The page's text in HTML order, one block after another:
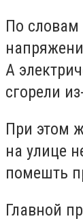
По словам
А
сгорели
При этом
на улице
помешть
Главной